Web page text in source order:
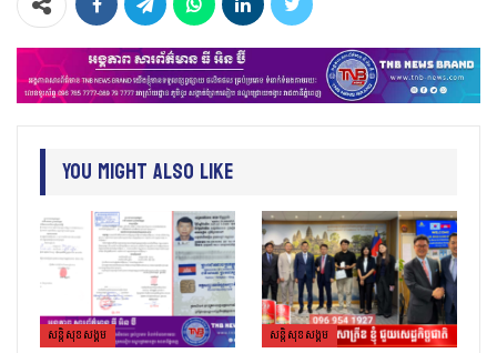
You Might Also Like
សន្តិសុខសង្គម សន្តិសុខសង្គម